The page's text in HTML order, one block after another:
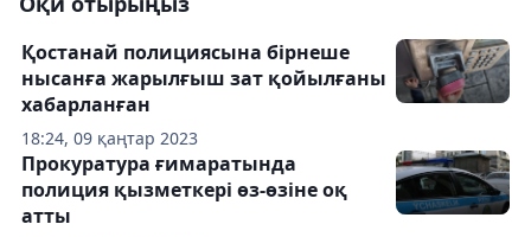
18:24, 09 қаңтар 2023
Қостанай полициясына бірнеше
нысанға жарылғыш зат қойылғаны
хабарланған
Прокуратура ғимаратында
полиция қызметкері өз-өзіне оқ
атты